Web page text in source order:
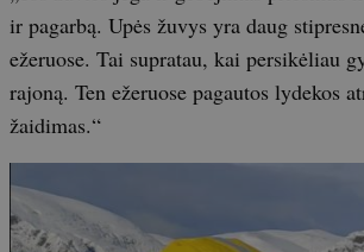
ir pagarbą. Upės žuvys yra daug
ežeruose. Tai supratau, kai persikėliau
rajoną. Ten ežeruose pagautos lydekos
žaidimas.“